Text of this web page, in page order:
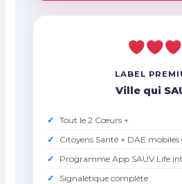
LABEL
Ville qui
Tout le 2 Cœurs +
Citoyens Santé + DAE mobiles
Programme App SAUV Life
Signalétique complète